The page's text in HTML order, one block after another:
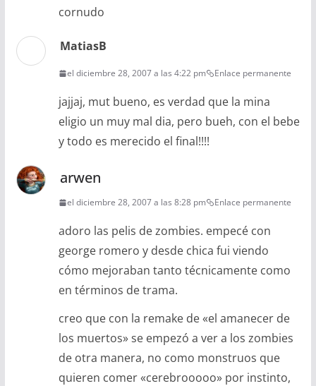
cornudo
MatiasB
el diciembre 28, 2007 a las 4:22 pm Enlace permanente
jajjaj, mut bueno, es verdad que la mina
eligio un muy mal dia, pero bueh, con el bebe
y todo es merecido el final!!!!
arwen
el diciembre 28, 2007 a las 8:28 pm Enlace permanente
adoro las pelis de zombies. empecé con
george romero y desde chica fui viendo
cómo mejoraban tanto técnicamente como
en términos de trama.
creo que con la remake de «el amanecer de
los muertos» se empezó a ver a los zombies
de otra manera, no como monstruos que
quieren comer «cerebrooooo» por instinto,